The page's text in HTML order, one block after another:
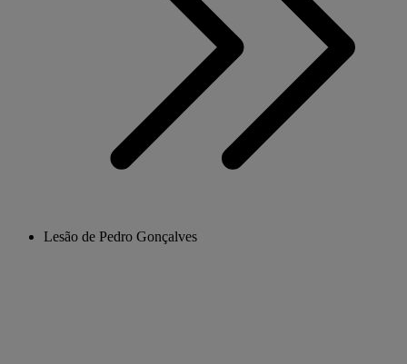
Lesão de Pedro Gonçalves